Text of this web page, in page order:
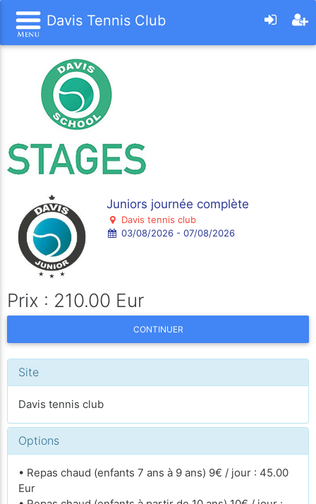
Davis Tennis Club
Juniors journée complète
Davis tennis club
03/08/2026 - 07/08/2026
Prix : 210.00 Eur
CONTINUER
Site
Davis tennis club
Options
• Repas chaud (enfants 7 ans à 9 ans) 9€ / jour : 45.00
Eur